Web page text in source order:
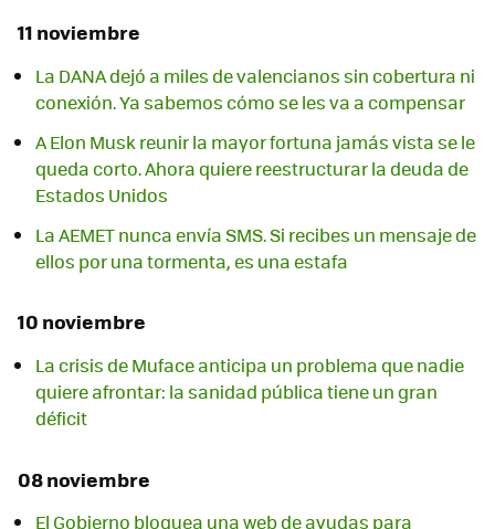
11 noviembre
La DANA dejó a miles de valencianos sin cobertura ni
conexión. Ya sabemos cómo se les va a compensar
A Elon Musk reunir la mayor fortuna jamás vista se le
queda corto. Ahora quiere reestructurar la deuda de
Estados Unidos
La AEMET nunca envía SMS. Si recibes un mensaje de
ellos por una tormenta, es una estafa
10 noviembre
La crisis de Muface anticipa un problema que nadie
quiere afrontar: la sanidad pública tiene un gran
déficit
08 noviembre
El Gobierno bloquea una web de ayudas para